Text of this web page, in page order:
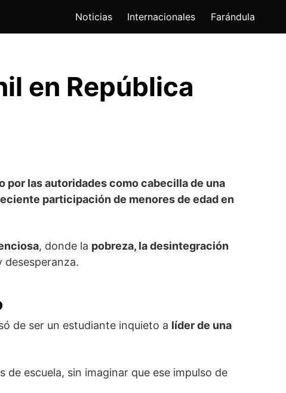
Noticias Internacionales Farándula
en República
por las autoridades como cabecilla de una
participación de menores de edad en
, donde la pobreza, la desintegración
desesperanza.
de ser un estudiante inquieto a líder de una
de escuela, sin imaginar que ese impulso de